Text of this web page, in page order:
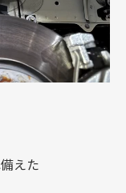
えた